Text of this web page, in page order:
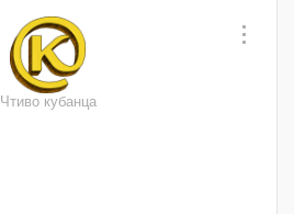
Чтиво кубанца